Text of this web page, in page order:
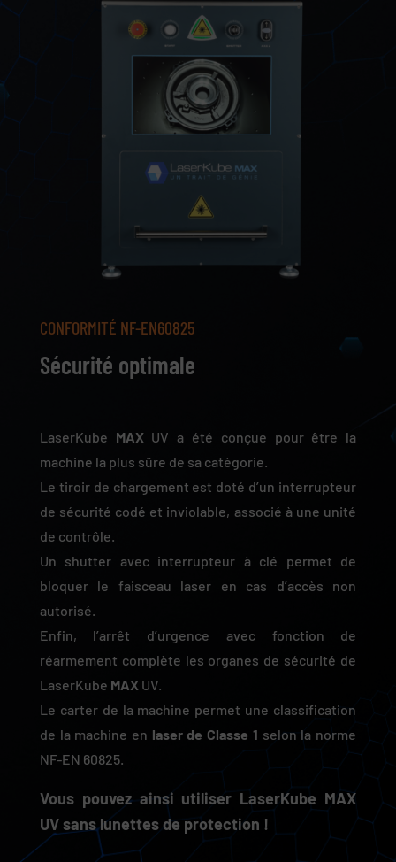
CONFORMITÉ NF-EN60825
Sécurité optimale
LaserKube MAXUV a été conçue pour être la
machine la plus sûre de sa catégorie.
Le tiroir de chargement est doté d’un interrupteur
de sécurité codé et inviolable, associé à une unité
de contrôle.
Un shutter avec interrupteur à clé permet de
bloquer le faisceau laser en cas d’accès non
autorisé.
Enfin, l’arrêt d’urgence avec fonction de
réarmement complète les organes de sécurité de
LaserKube MAX UV.
Le carter de la machine permet une classification
de la machine en laser de Classe 1 selon la norme
NF-EN 60825.
Vous pouvez ainsi utiliser LaserKube MAX
UV sans lunettes de protection !